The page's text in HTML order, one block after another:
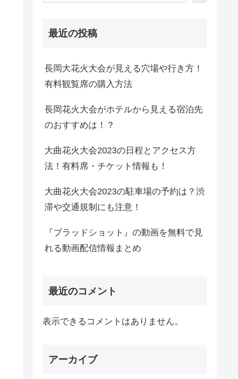
最近の投稿
長岡大花火大会が見える穴場や行き方！
有料観覧席の購入方法
長岡花火大会がホテルから見える宿泊先
のおすすめは！？
大曲花火大会2023の日程とアクセス方
法！有料席・チケット情報も！
大曲花火大会2023の駐車場の予約は？渋
滞や交通規制にも注意！
『ブラッドショット』の動画を無料で見
れる動画配信情報まとめ
最近のコメント
表示できるコメントはありません。
アーカイブ